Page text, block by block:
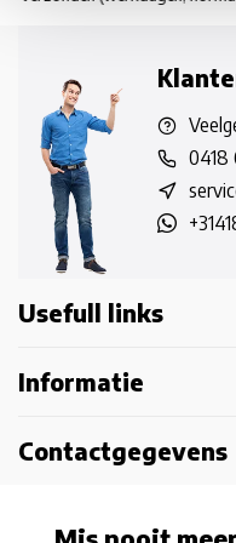
0418
Usefull links
Informatie
Contactgegevens